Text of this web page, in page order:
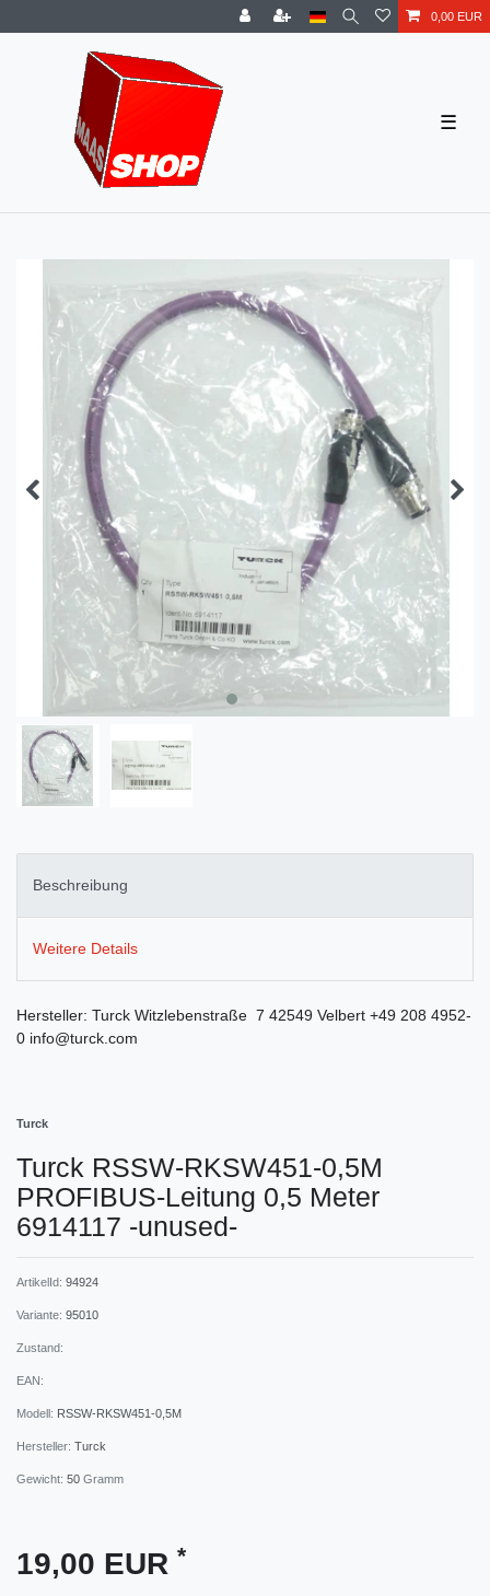
0,00 EUR
☰
Beschreibung
Weitere Details
Hersteller: Turck Witzlebenstraße 7 42549 Velbert +49 208 4952-
0 info@turck.com
Turck
Turck RSSW-RKSW451-0,5M
PROFIBUS-Leitung 0,5 Meter
6914117 -unused-
ArtikelId: 94924
Variante: 95010
Zustand:
EAN:
Modell: RSSW-RKSW451-0,5M
Hersteller: Turck
Gewicht: 50 Gramm
19,00 EUR *